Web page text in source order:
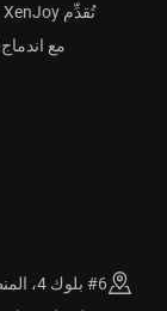
مع
#6